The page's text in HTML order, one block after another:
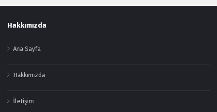
Footer
Hakkımızda
Ana Sayfa
Hakkımızda
İletişim